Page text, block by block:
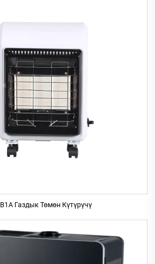
Газдык Төмөн Күтүрүчү